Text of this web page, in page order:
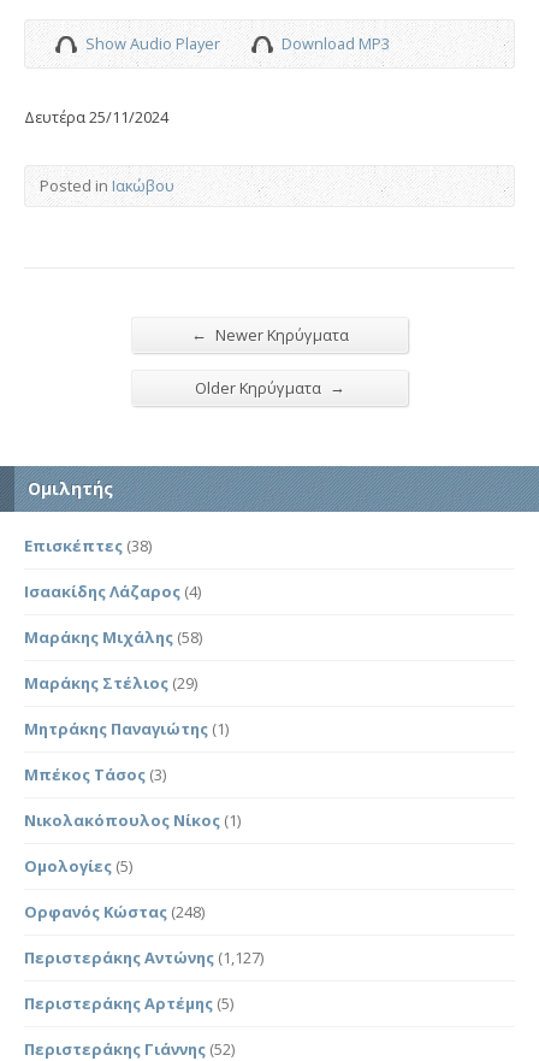
Show Audio Player Download MP3
Δευτέρα 25/11/2024
Posted in Ιακώβου
← Newer Κηρύγματα
Older Κηρύγματα →
Ομιλητής
Επισκέπτες (38)
Ισαακίδης Λάζαρος (4)
Μαράκης Μιχάλης (58)
Μαράκης Στέλιος (29)
Μητράκης Παναγιώτης (1)
Μπέκος Τάσος (3)
Νικολακόπουλος Νίκος (1)
Ομολογίες (5)
Ορφανός Κώστας (248)
Περιστεράκης Αντώνης (1,127)
Περιστεράκης Αρτέμης (5)
Περιστεράκης Γιάννης (52)